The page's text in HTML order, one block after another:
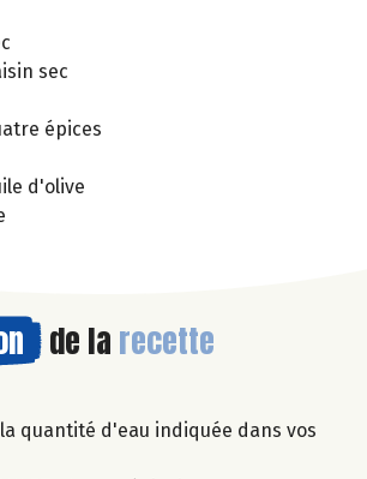
sec
épices
d'olive
de la recette
quantité d'eau indiquée dans vos